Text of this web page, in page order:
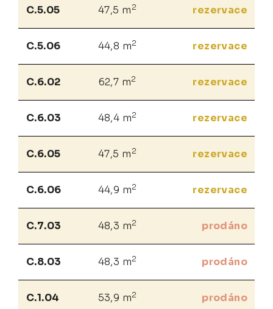
C.5.05 47,5 m 2 rezervace
C.5.06 44,8 m2 rezervace
C.6.02 62,7 m2 rezervace
C.6.03 48,4 m2 rezervace
C.6.05 47,5 m 2 rezervace
C.6.06 44,9 m2 rezervace
C.7.03 48,3 m2 prodáno
C.8.03 48,3 m2 prodáno
C.1.04 53,9 m2 prodáno